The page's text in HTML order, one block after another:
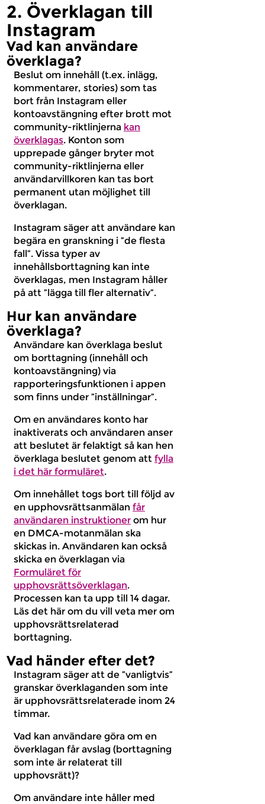
2. Överklagan till
Instagram
Vad kan användare
överklaga?
Beslut om innehåll (t.ex. inlägg,
kommentarer, stories) som tas
bort från Instagram eller
kontoavstängning efter brott mot
community-riktlinjerna kan
överklagas. Konton som
upprepade gånger bryter mot
community-riktlinjerna eller
användarvillkoren kan tas bort
permanent utan möjlighet till
överklagan.
Instagram säger att användare kan
begära en granskning i ”de flesta
fall”. Vissa typer av
innehållsborttagning kan inte
överklagas, men Instagram håller
på att ”lägga till fler alternativ”.
Hur kan användare
överklaga?
Användare kan överklaga beslut
om borttagning (innehåll och
kontoavstängning) via
rapporteringsfunktionen i appen
som finns under ”inställningar”.
Om en användares konto har
inaktiverats och användaren anser
att beslutet är felaktigt så kan hen
överklaga beslutet genom attfylla
i det här formuläret.
Om innehållet togs bort till följd av
en upphovsrättsanmälanfår
användaren instruktioner om hur
en DMCA-motanmälan ska
skickas in. Användaren kan också
skicka en överklagan via
Formuläret för
upphovsrättsöverklagan.
Processen kan ta upp till 14 dagar.
Läs det här om du vill veta mer om
upphovsrättsrelaterad
borttagning.
Vad händer efter det?
Instagram säger att de ”vanligtvis”
granskar överklaganden som inte
är upphovsrättsrelaterade inom 24
timmar.
Vad kan användare göra om en
överklagan får avslag (borttagning
som inte är relaterat till
upphovsrätt)?
Om användare inte håller med